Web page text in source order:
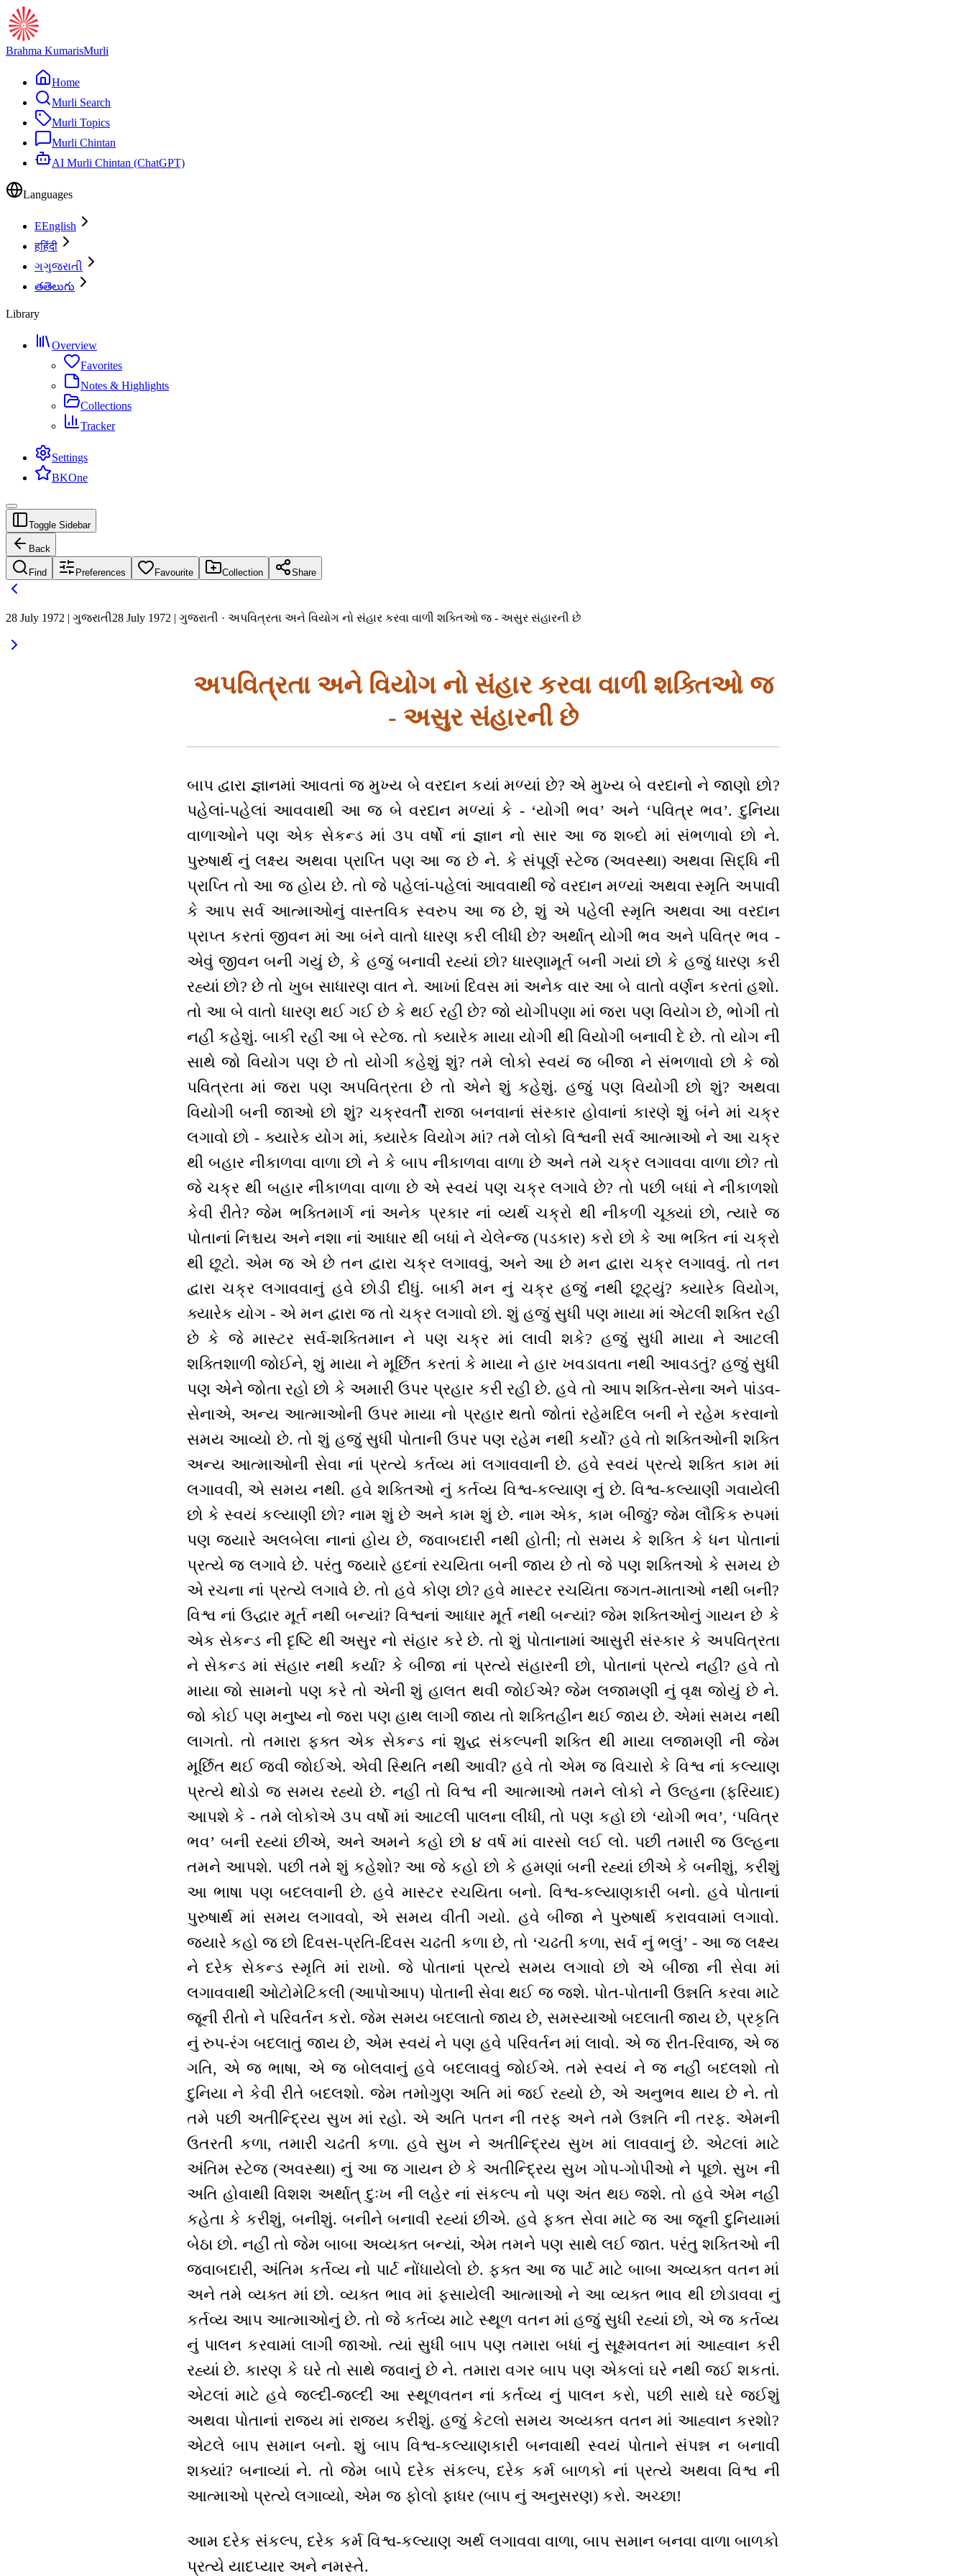
Brahma KumarisMurli
Home
Murli Search
Murli Topics
Murli Chintan
AI Murli Chintan (ChatGPT)
Languages
EEnglish
हहिंदी
ગગુજરાતી
తతెలుగు
Library
Overview
Favorites
Notes & Highlights
Collections
Tracker
Settings
BKOne
Toggle Sidebar
Back
Find Preferences Favourite Collection Share
28 July 1972 | ગુજરાતી28 July 1972 | ગુજરાતી · અપવિત્રતા અને વિયોગ નો સંહાર કરવા વાળી શક્તિઓ જ - અસુર સંહારની છે
અપવિત્રતા અને વિયોગ નો સંહાર કરવા વાળી શક્તિઓ જ
- અસુર સંહારની છે
બાપ દ્વારા જ્ઞાનમાં આવતાં જ મુખ્ય બે વરદાન કયાં મળ્યાં છે? એ મુખ્ય બે વરદાનો ને જાણો છો?
પહેલાં-પહેલાં આવવાથી આ જ બે વરદાન મળ્યાં કે - ‘યોગી ભવ’ અને ‘પવિત્ર ભવ’. દુનિયા
વાળાઓને પણ એક સેકન્ડ માં ૩૫ વર્ષો નાં જ્ઞાન નો સાર આ જ શબ્દો માં સંભળાવો છો ને.
પુરુષાર્થ નું લક્ષ્ય અથવા પ્રાપ્તિ પણ આ જ છે ને. કે સંપૂર્ણ સ્ટેજ (અવસ્થા) અથવા સિદ્ધિ ની
પ્રાપ્તિ તો આ જ હોય છે. તો જે પહેલાં-પહેલાં આવવાથી જે વરદાન મળ્યાં અથવા સ્મૃતિ અપાવી
કે આપ સર્વ આત્માઓનું વાસ્તવિક સ્વરુપ આ જ છે, શું એ પહેલી સ્મૃતિ અથવા આ વરદાન
પ્રાપ્ત કરતાં જીવન માં આ બંને વાતો ધારણ કરી લીધી છે? અર્થાત્ યોગી ભવ અને પવિત્ર ભવ -
એવું જીવન બની ગયું છે, કે હજું બનાવી રહ્યાં છો? ધારણામૂર્ત બની ગયાં છો કે હજું ધારણ કરી
રહ્યાં છો? છે તો ખુબ સાધારણ વાત ને. આખાં દિવસ માં અનેક વાર આ બે વાતો વર્ણન કરતાં હશો.
તો આ બે વાતો ધારણ થઈ ગઈ છે કે થઈ રહી છે? જો યોગીપણા માં જરા પણ વિયોગ છે, ભોગી તો
નહીં કહેશું. બાકી રહી આ બે સ્ટેજ. તો ક્યારેક માયા યોગી થી વિયોગી બનાવી દે છે. તો યોગ ની
સાથે જો વિયોગ પણ છે તો યોગી કહેશું શું? તમે લોકો સ્વયં જ બીજા ને સંભળાવો છો કે જો
પવિત્રતા માં જરા પણ અપવિત્રતા છે તો એને શું કહેશું. હજું પણ વિયોગી છો શું? અથવા
વિયોગી બની જાઓ છો શું? ચક્રવર્તી રાજા બનવાનાં સંસ્કાર હોવાનાં કારણે શું બંને માં ચક્ર
લગાવો છો - ક્યારેક યોગ માં, ક્યારેક વિયોગ માં? તમે લોકો વિશ્વની સર્વ આત્માઓ ને આ ચક્ર
થી બહાર નીકાળવા વાળા છો ને કે બાપ નીકાળવા વાળા છે અને તમે ચક્ર લગાવવા વાળા છો? તો
જે ચક્ર થી બહાર નીકાળવા વાળા છે એ સ્વયં પણ ચક્ર લગાવે છે? તો પછી બધાં ને નીકાળશો
કેવી રીતે? જેમ ભક્તિમાર્ગ નાં અનેક પ્રકાર નાં વ્યર્થ ચક્રો થી નીકળી ચૂક્યાં છો, ત્યારે જ
પોતાનાં નિશ્ચય અને નશા નાં આધાર થી બધાં ને ચેલેન્જ (પડકાર) કરો છો કે આ ભક્તિ નાં ચક્રો
થી છૂટો. એમ જ એ છે તન દ્વારા ચક્ર લગાવવું, અને આ છે મન દ્વારા ચક્ર લગાવવું. તો તન
દ્વારા ચક્ર લગાવવાનું હવે છોડી દીધું. બાકી મન નું ચક્ર હજું નથી છૂટ્યું? ક્યારેક વિયોગ,
ક્યારેક યોગ - એ મન દ્વારા જ તો ચક્ર લગાવો છો. શું હજું સુધી પણ માયા માં એટલી શક્તિ રહી
છે કે જે માસ્ટર સર્વ-શક્તિમાન ને પણ ચક્ર માં લાવી શકે? હજું સુધી માયા ને આટલી
શક્તિશાળી જોઈને, શું માયા ને મૂર્છિત કરતાં કે માયા ને હાર ખવડાવતા નથી આવડતું? હજું સુધી
પણ એને જોતા રહો છો કે અમારી ઉપર પ્રહાર કરી રહી છે. હવે તો આપ શક્તિ-સેના અને પાંડવ-
સેનાએ, અન્ય આત્માઓની ઉપર માયા નો પ્રહાર થતો જોતાં રહેમદિલ બની ને રહેમ કરવાનો
સમય આવ્યો છે. તો શું હજું સુધી પોતાની ઉપર પણ રહેમ નથી કર્યો? હવે તો શક્તિઓની શક્તિ
અન્ય આત્માઓની સેવા નાં પ્રત્યે કર્તવ્ય માં લગાવવાની છે. હવે સ્વયં પ્રત્યે શક્તિ કામ માં
લગાવવી, એ સમય નથી. હવે શક્તિઓ નું કર્તવ્ય વિશ્વ-કલ્યાણ નું છે. વિશ્વ-કલ્યાણી ગવાયેલી
છો કે સ્વયં કલ્યાણી છો? નામ શું છે અને કામ શું છે. નામ એક, કામ બીજું? જેમ લૌકિક રુપમાં
પણ જ્યારે અલબેલા નાનાં હોય છે, જવાબદારી નથી હોતી; તો સમય કે શક્તિ કે ધન પોતાનાં
પ્રત્યે જ લગાવે છે. પરંતુ જ્યારે હદનાં રચયિતા બની જાય છે તો જે પણ શક્તિઓ કે સમય છે
એ રચના નાં પ્રત્યે લગાવે છે. તો હવે કોણ છો? હવે માસ્ટર રચયિતા જગત-માતાઓ નથી બની?
વિશ્વ નાં ઉદ્ધાર મૂર્ત નથી બન્યાં? વિશ્વનાં આધાર મૂર્ત નથી બન્યાં? જેમ શક્તિઓનું ગાયન છે કે
એક સેકન્ડ ની દૃષ્ટિ થી અસુર નો સંહાર કરે છે. તો શું પોતાનામાં આસુરી સંસ્કાર કે અપવિત્રતા
ને સેકન્ડ માં સંહાર નથી કર્યા? કે બીજા નાં પ્રત્યે સંહારની છો, પોતાનાં પ્રત્યે નહીં? હવે તો
માયા જો સામનો પણ કરે તો એની શું હાલત થવી જોઈએ? જેમ લજામણી નું વૃક્ષ જોયું છે ને.
જો કોઈ પણ મનુષ્ય નો જરા પણ હાથ લાગી જાય તો શક્તિહીન થઈ જાય છે. એમાં સમય નથી
લાગતો. તો તમારા ફક્ત એક સેકન્ડ નાં શુદ્ધ સંકલ્પની શક્તિ થી માયા લજામણી ની જેમ
મૂર્છિત થઈ જવી જોઈએ. એવી સ્થિતિ નથી આવી? હવે તો એમ જ વિચારો કે વિશ્વ નાં કલ્યાણ
પ્રત્યે થોડો જ સમય રહ્યો છે. નહીં તો વિશ્વ ની આત્માઓ તમને લોકો ને ઉલ્હના (ફરિયાદ)
આપશે કે - તમે લોકોએ ૩૫ વર્ષો માં આટલી પાલના લીધી, તો પણ કહો છો ‘યોગી ભવ’, ‘પવિત્ર
ભવ’ બની રહ્યાં છીએ, અને અમને કહો છો ૪ વર્ષ માં વારસો લઈ લો. પછી તમારી જ ઉલ્હના
તમને આપશે. પછી તમે શું કહેશો? આ જે કહો છો કે હમણાં બની રહ્યાં છીએ કે બનીશું, કરીશું
આ ભાષા પણ બદલવાની છે. હવે માસ્ટર રચયિતા બનો. વિશ્વ-કલ્યાણકારી બનો. હવે પોતાનાં
પુરુષાર્થ માં સમય લગાવવો, એ સમય વીતી ગયો. હવે બીજા ને પુરુષાર્થ કરાવવામાં લગાવો.
જ્યારે કહો જ છો દિવસ-પ્રતિ-દિવસ ચઢતી કળા છે, તો ‘ચઢતી કળા, સર્વ નું ભલું’ - આ જ લક્ષ્ય
ને દરેક સેકન્ડ સ્મૃતિ માં રાખો. જે પોતાનાં પ્રત્યે સમય લગાવો છો એ બીજા ની સેવા માં
લગાવવાથી ઓટોમેટિકલી (આપોઆપ) પોતાની સેવા થઈ જ જશે. પોત-પોતાની ઉન્નતિ કરવા માટે
જૂની રીતો ને પરિવર્તન કરો. જેમ સમય બદલાતો જાય છે, સમસ્યાઓ બદલાતી જાય છે, પ્રકૃતિ
નું રુપ-રંગ બદલાતું જાય છે, એમ સ્વયં ને પણ હવે પરિવર્તન માં લાવો. એ જ રીત-રિવાજ, એ જ
ગતિ, એ જ ભાષા, એ જ બોલવાનું હવે બદલાવવું જોઈએ. તમે સ્વયં ને જ નહીં બદલશો તો
દુનિયા ને કેવી રીતે બદલશો. જેમ તમોગુણ અતિ માં જઈ રહ્યો છે, એ અનુભવ થાય છે ને. તો
તમે પછી અતીન્દ્રિય સુખ માં રહો. એ અતિ પતન ની તરફ અને તમે ઉન્નતિ ની તરફ. એમની
ઉતરતી કળા, તમારી ચઢતી કળા. હવે સુખ ને અતીન્દ્રિય સુખ માં લાવવાનું છે. એટલાં માટે
અંતિમ સ્ટેજ (અવસ્થા) નું આ જ ગાયન છે કે અતીન્દ્રિય સુખ ગોપ-ગોપીઓ ને પૂછો. સુખ ની
અતિ હોવાથી વિશશ અર્થાત્ દુઃખ ની લહેર નાં સંકલ્પ નો પણ અંત થઇ જશે. તો હવે એમ નહીં
કહેતા કે કરીશું, બનીશું. બનીને બનાવી રહ્યાં છીએ. હવે ફક્ત સેવા માટે જ આ જૂની દુનિયામાં
બેઠા છો. નહીં તો જેમ બાબા અવ્યક્ત બન્યાં, એમ તમને પણ સાથે લઈ જાત. પરંતુ શક્તિઓ ની
જવાબદારી, અંતિમ કર્તવ્ય નો પાર્ટ નોંધાયેલો છે. ફક્ત આ જ પાર્ટ માટે બાબા અવ્યક્ત વતન માં
અને તમે વ્યક્ત માં છો. વ્યક્ત ભાવ માં ફસાયેલી આત્માઓ ને આ વ્યક્ત ભાવ થી છોડાવવા નું
કર્તવ્ય આપ આત્માઓનું છે. તો જે કર્તવ્ય માટે સ્થૂળ વતન માં હજું સુધી રહ્યાં છો, એ જ કર્તવ્ય
નું પાલન કરવામાં લાગી જાઓ. ત્યાં સુધી બાપ પણ તમારા બધાં નું સૂક્ષ્મવતન માં આહ્વાન કરી
રહ્યાં છે. કારણ કે ઘરે તો સાથે જવાનું છે ને. તમારા વગર બાપ પણ એકલાં ઘરે નથી જઈ શકતાં.
એટલાં માટે હવે જલ્દી-જલ્દી આ સ્થૂળવતન નાં કર્તવ્ય નું પાલન કરો, પછી સાથે ઘરે જઈશું
અથવા પોતાનાં રાજ્ય માં રાજ્ય કરીશું. હજું કેટલો સમય અવ્યક્ત વતન માં આહ્વાન કરશો?
એટલે બાપ સમાન બનો. શું બાપ વિશ્વ-કલ્યાણકારી બનવાથી સ્વયં પોતાને સંપન્ન ન બનાવી
શક્યાં? બનાવ્યાં ને. તો જેમ બાપે દરેક સંકલ્પ, દરેક કર્મ બાળકો નાં પ્રત્યે અથવા વિશ્વ ની
આત્માઓ પ્રત્યે લગાવ્યો, એમ જ ફોલો ફાધર (બાપ નું અનુસરણ) કરો. અચ્છા!
આમ દરેક સંકલ્પ, દરેક કર્મ વિશ્વ-કલ્યાણ અર્થ લગાવવા વાળા, બાપ સમાન બનવા વાળા બાળકો
પ્રત્યે યાદપ્યાર અને નમસ્તે.